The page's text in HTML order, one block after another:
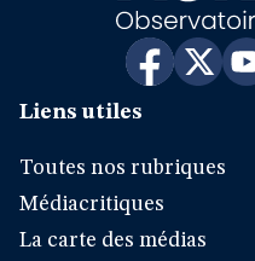
Liens utiles
Toutes nos rubriques
Médiacritiques
La carte des médias